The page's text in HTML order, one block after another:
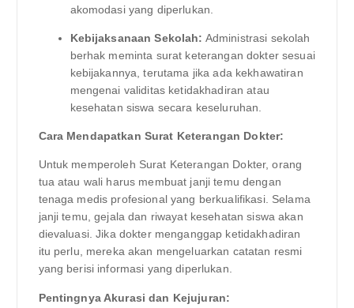
akomodasi yang diperlukan.
Kebijaksanaan Sekolah: Administrasi sekolah
berhak meminta surat keterangan dokter sesuai
kebijakannya, terutama jika ada kekhawatiran
mengenai validitas ketidakhadiran atau
kesehatan siswa secara keseluruhan.
Cara Mendapatkan Surat Keterangan Dokter:
Untuk memperoleh Surat Keterangan Dokter, orang
tua atau wali harus membuat janji temu dengan
tenaga medis profesional yang berkualifikasi. Selama
janji temu, gejala dan riwayat kesehatan siswa akan
dievaluasi. Jika dokter menganggap ketidakhadiran
itu perlu, mereka akan mengeluarkan catatan resmi
yang berisi informasi yang diperlukan.
Pentingnya Akurasi dan Kejujuran: